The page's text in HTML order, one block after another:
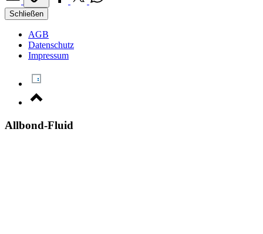
Schließen
AGB
Datenschutz
Impressum
Allbond-Fluid